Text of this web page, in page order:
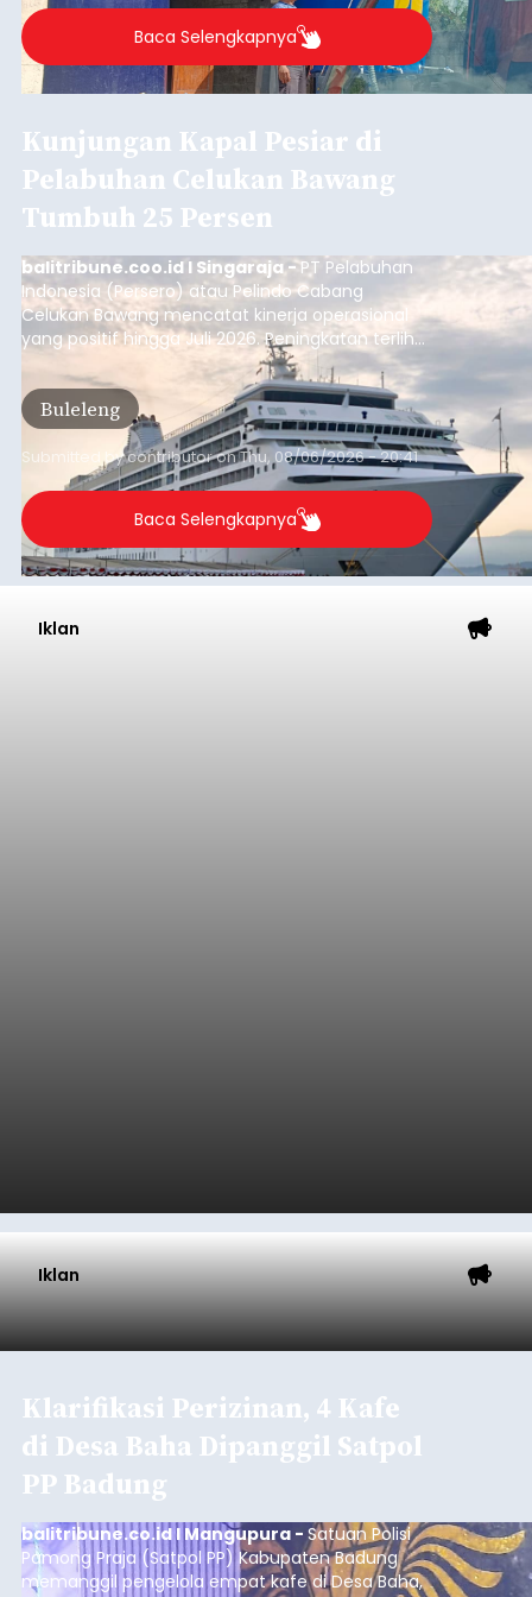
Baca Selengkapnya
Kunjungan Kapal Pesiar di
Pelabuhan Celukan Bawang
Tumbuh 25 Persen
balitribune.coo.id I Singaraja -PT Pelabuhan
Indonesia (Persero) atau Pelindo Cabang
Celukan Bawang mencatat kinerja operasional
yang positif hingga Juli 2026. Peningkatan terlihat
dari arus kapal yang mencapai 1,48 juta Gross
Tonnage (GT), atau tumbuh 12,4 persen
dibandingkan periode yang sama tahun lalu
yang tercatat sebesar 1,32 juta GT.
Buleleng
Submitted bycontributoronThu, 08/06/2026 - 20:41
Baca Selengkapnya
Iklan
Iklan
Klarifikasi Perizinan, 4 Kafe
di Desa Baha Dipanggil Satpol
PP Badung
balitribune.co.id I Mangupura - Satuan Polisi
Pamong Praja (Satpol PP) Kabupaten Badung
memanggil pengelola empat kafe di Desa Baha,